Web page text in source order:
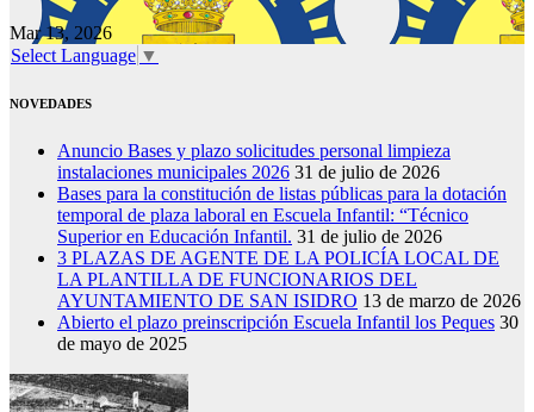
Mar 13, 2026
Select Language ▼
NOVEDADES
Anuncio Bases y plazo solicitudes personal limpieza
instalaciones municipales 2026 31 de julio de 2026
Bases para la constitución de listas públicas para la dotación
temporal de plaza laboral en Escuela Infantil: “Técnico
Superior en Educación Infantil. 31 de julio de 2026
3 PLAZAS DE AGENTE DE LA POLICÍA LOCAL DE
LA PLANTILLA DE FUNCIONARIOS DEL
AYUNTAMIENTO DE SAN ISIDRO 13 de marzo de 2026
Abierto el plazo preinscripción Escuela Infantil los Peques 30
de mayo de 2025